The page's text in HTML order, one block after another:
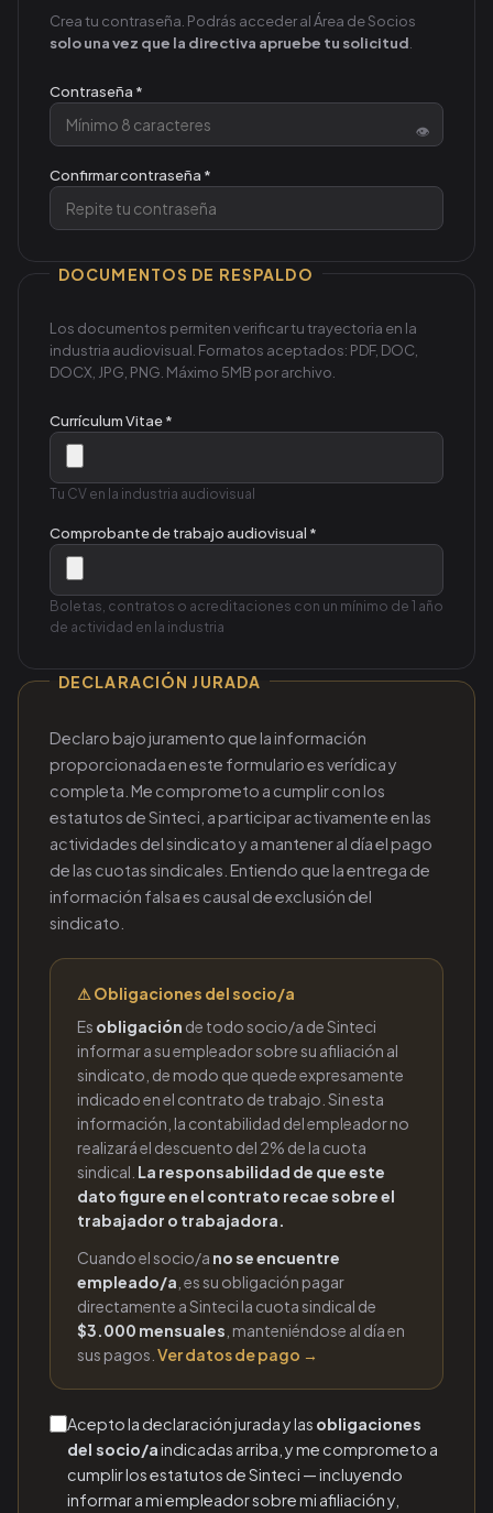
Crea tu contraseña. Podrás acceder al Área de Socios
solo una vez que la directiva apruebe tu solicitud
Contraseña *
👁
Confirmar contraseña *
DOCUMENTOS DE RESPALDO
Los documentos permiten verificar tu trayectoria en la
industria audiovisual. Formatos aceptados: PDF, DOC,
DOCX, JPG, PNG. Máximo 5MB por archivo.
Currículum Vitae *
Tu CV en la industria audiovisual
Comprobante de trabajo audiovisual *
Boletas, contratos o acreditaciones con un mínimo de 1 año
de actividad en la industria
DECLARACIÓN JURADA
Declaro bajo juramento que la información
proporcionada en este formulario es verídica y
completa. Me comprometo a cumplir con los
estatutos de Sinteci, a participar activamente en las
actividades del sindicato y a mantener al día el pago
de las cuotas sindicales. Entiendo que la entrega de
información falsa es causal de exclusión del
sindicato.
⚠ Obligaciones del socio/a
Es obligación de todo socio/a de Sinteci
informar a su empleador sobre su afiliación al
sindicato, de modo que quede expresamente
indicado en el contrato de trabajo. Sin esta
información, la contabilidad del empleador no
realizará el descuento del 2% de la cuota
sindical. La responsabilidad de que este
dato figure en el contrato recae sobre el
trabajador o trabajadora.
Cuando el socio/a no se encuentre
empleado/a , es su obligación pagar
directamente a Sinteci la cuota sindical de
$3.000 mensuales , manteniéndose al día en
sus pagos. Ver datos de pago →
Acepto la declaración jurada y las obligaciones
del socio/aindicadas arriba, y me comprometo a
cumplir los estatutos de Sinteci — incluyendo
informar a mi empleador sobre mi afiliación y,